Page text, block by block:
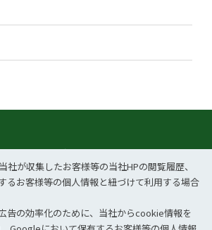
事業紹介
ニュース
が収集したお客様等の当社HPの閲覧履歴、
るお客様等の個⼈情報と紐づけて利⽤する場合
告の効率化のために、当社からcookie情報を